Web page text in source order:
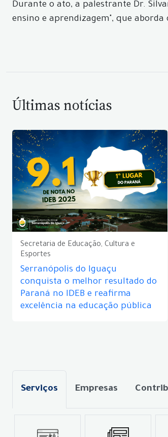
Durante o ato, a palestrante Dr.
ensino e aprendizagem", que aborda
Últimas notícias
Secretaria de Educação, Cultura e
Esportes
Serranópolis do Iguaçu
conquista o melhor resultado do
Paraná no IDEB e reafirma
excelência na educação pública
Serviços Empresas